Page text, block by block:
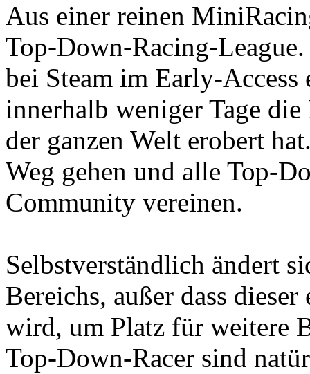
Aus einer reinen
Top-Down-Racing-
bei Steam im Early-
innerhalb weniger Tage
der ganzen Welt erobert
Weg gehen und alle Top-
Community vereinen.
Selbstverständlich ändert
Bereichs, außer dass
wird, um Platz für weitere
Top-Down-Racer sind